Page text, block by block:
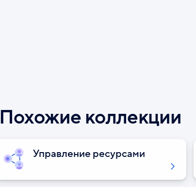
Похожие коллекции
Управление ресурсами